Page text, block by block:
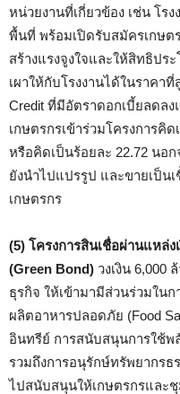
หน่วยงานที่เกี่ยวข้อง เช่น โร
พื้นที่ พร้อมเปิดรับสมัครเกษต
สร้างแรงจูงใจและให้สิทธิปร
เผาให้กับโรงงานได้ในราคา
Credit ที่มีอัตราดอกเบี้ยลดล
เกษตรกรเข้าร่วมโครงการคิ
หรือคิดเป็นร้อยละ 22.72 นอ
ยังนำไปแปรรูป และขายเป็น
เกษตรกร
(5) โครงการสินเชื่อผ่านแหล่
(Green Bond) วงเงิน 6,000
ธุรกิจ ให้เข้ามามีส่วนร่วมใน
ผลิตอาหารปลอดภัย (Food
อินทรีย์ การสนับสนุนการใช้พ
รวมถึงการอนุรักษ์ทรัพยากรธ
ไปสนับสนุนให้เกษตรกรและ